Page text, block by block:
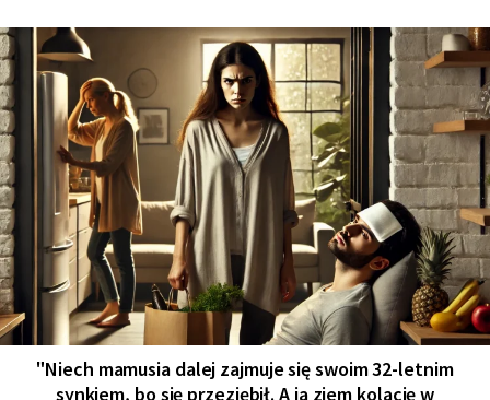
"Niech mamusia dalej zajmuje się swoim 32-letnim
synkiem, bo się przeziębił. A ja zjem kolację w